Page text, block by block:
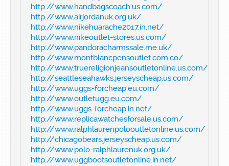
http://www.handbagscoach.us.com/
http://www.airjordanuk.org.uk/
http://www.nikehuarache2017.in.net/
http://www.nikeoutlet-stores.us.com/
http://www.pandoracharmssale.me.uk/
http://www.montblancpensoutlet.com.co/
http://www.truereligionjeansoutletonline.us.com/
http://seattleseahawks.jerseyscheap.us.com/
http://www.uggs-forcheap.eu.com/
http://www.outletugg.eu.com/
http://www.uggs-forcheap.in.net/
http://www.replicawatchesforsale.us.com/
http://www.ralphlaurenpolooutletonline.us.com/
http://chicagobears.jerseyscheap.us.com/
http://www.polo-ralphlaurenuk.org.uk/
http://www.uggbootsoutletonline.in.net/